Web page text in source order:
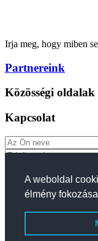
A weboldal
élmény
Irja meg, hogy miben
Partnereink
Közösségi oldalak
Kapcsolat
Küldés